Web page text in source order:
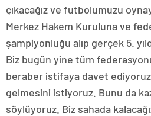
çıkacağız ve futbolumuzu
Merkez Hakem Kuruluna ve
şampiyonluğu alıp gerçek 5.
Biz bugün yine tüm
beraber istifaya davet
gelmesini istiyoruz. Bunu da
söylüyoruz. Biz sahada